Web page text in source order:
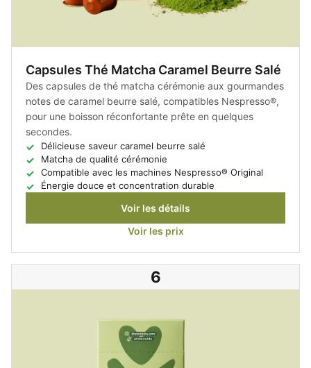
Capsules Thé Matcha Caramel Beurre Salé
Des capsules de thé matcha cérémonie aux gourmandes
notes de caramel beurre salé, compatibles Nespresso®,
pour une boisson réconfortante prête en quelques
secondes.
Délicieuse saveur caramel beurre salé
Matcha de qualité cérémonie
Compatible avec les machines Nespresso® Original
Énergie douce et concentration durable
Voir les détails
Voir les prix
6